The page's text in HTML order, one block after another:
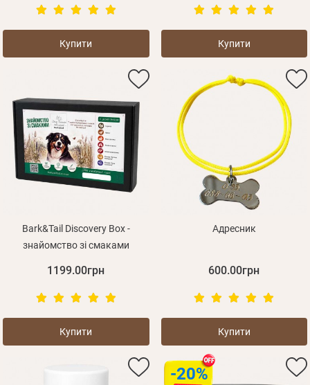
Купити Купити
Bark&Tail Discovery Box -
знайомство зі смаками
1199.00грн
Купити
Адресник
600.00грн
Купити
-20%